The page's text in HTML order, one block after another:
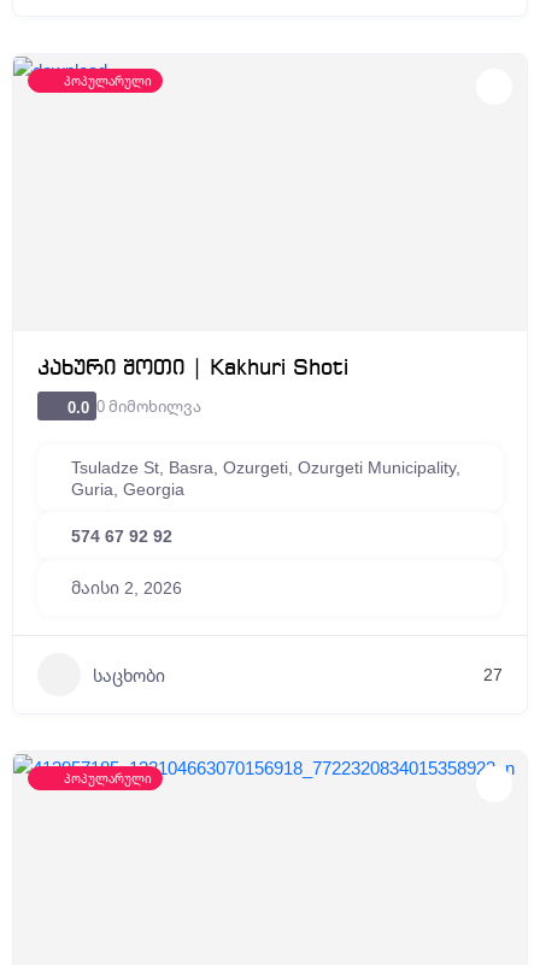
პოპულარული
კახური შოთი | Kakhuri Shoti
0.0 0 მიმოხილვა
Tsuladze St, Basra, Ozurgeti, Ozurgeti Municipality,
Guria, Georgia
574 67 92 92
მაისი 2, 2026
საცხობი 27
პოპულარული